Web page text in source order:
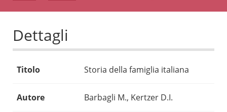
Dettagli
Titolo Storia della famiglia italiana
Autore Barbagli M., Kertzer D.I.